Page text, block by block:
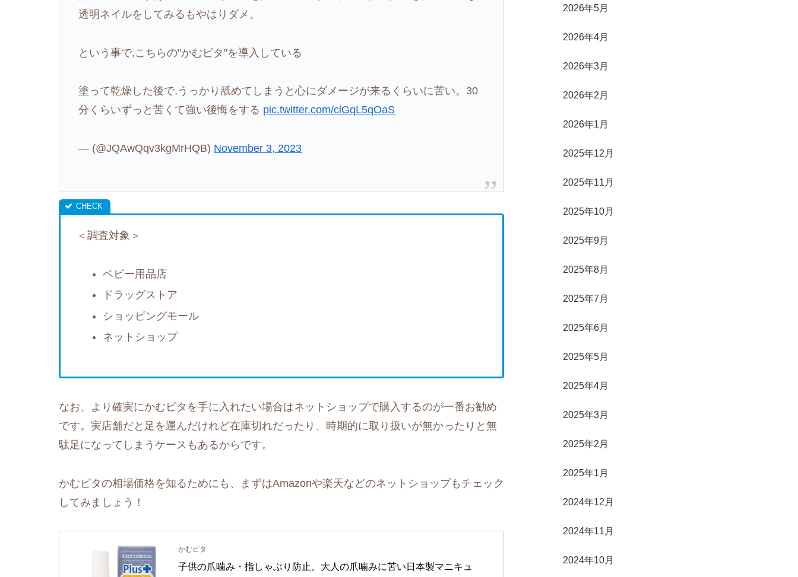
透明ネイルをしてみるもやはりダメ。
という事で,こちらの"かむピタ"を導入している
塗って乾燥した後で,うっかり舐めてしまうと心にダメージが来るくらいに苦い。30
分くらいずっと苦くて強い後悔をする pic.twitter.com/clGqL5qOaS
— (@JQAwQqv3kgMrHQB) November 3, 2023
＜調査対象＞
ベビー用品店
ドラッグストア
ショッピングモール
ネットショップ
なお、より確実にかむピタを手に入れたい場合はネットショップで購入するのが一番お勧め
です。実店舗だと足を運んだけれど在庫切れだったり、時期的に取り扱いが無かったりと無
駄足になってしまうケースもあるからです。
かむピタの相場価格を知るためにも、まずはAmazonや楽天などのネットショップもチェック
してみましょう！
かむピタ
子供の爪噛み・指しゃぶり防止。大人の爪噛みに苦い日本製マニキュ
2026年5月
2026年4月
2026年3月
2026年2月
2026年1月
2025年12月
2025年11月
2025年10月
2025年9月
2025年8月
2025年7月
2025年6月
2025年5月
2025年4月
2025年3月
2025年2月
2025年1月
2024年12月
2024年11月
2024年10月